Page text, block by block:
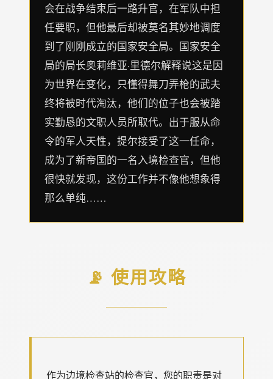
会在战争结束后一路升官，在军队中担
任要职，但他最后却被莫名其妙地调度
到了刚刚成立的国家安全局。国家安全
局的局长奥莉维亚·里德尔解释说这是因
为世界在变化，只懂得舞刀弄枪的武夫
终将被时代淘汰，他们的位子也会被踏
实勤恳的文职人员所取代。出于服从命
令的军人天性，提尔接受了这一任命，
成为了新帝国的一名入境检查官，但他
很快就发现，这份工作并不像他想象得
那么单纯……
📡 使用攻略
作为边境检查站的检查官，您的职责是对